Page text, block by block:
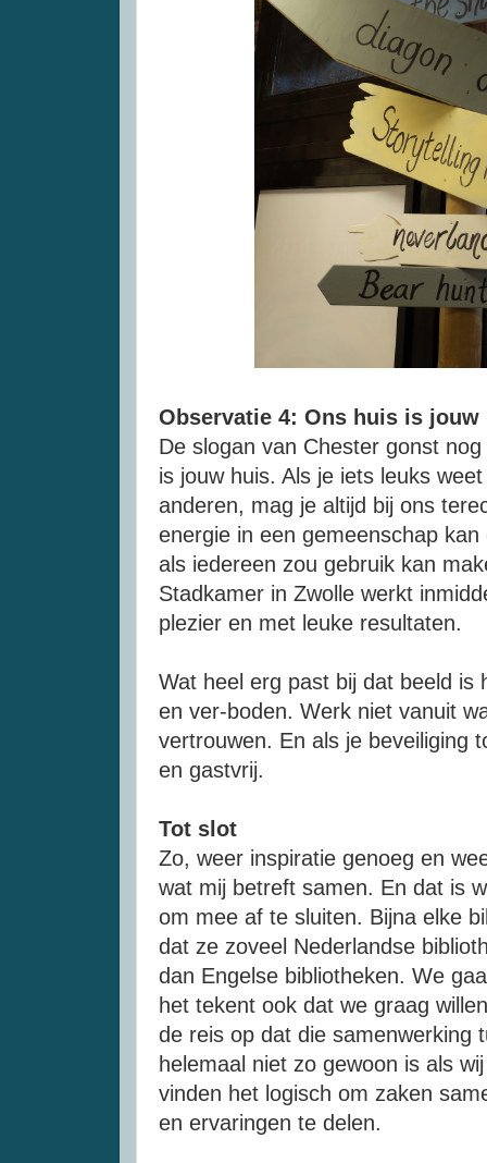
Observatie 4: Ons huis is jouw
De slogan van Chester gonst
is jouw huis. Als je iets leuks
anderen, mag je altijd bij ons
energie in een gemeenschap
als iedereen zou gebruik kan
Stadkamer in Zwolle werkt
plezier en met leuke resultaten.
Wat heel erg past bij dat beeld is
en ver-boden. Werk niet vanuit
vertrouwen. En als je beveiliging
en gastvrij.
Tot slot
Zo, weer inspiratie genoeg en
wat mij betreft samen. En dat is
om mee af te sluiten. Bijna elke
dat ze zoveel Nederlandse
dan Engelse bibliotheken. We
het tekent ook dat we graag
de reis op dat die samenwerking
helemaal niet zo gewoon is als
vinden het logisch om zaken
en ervaringen te delen.